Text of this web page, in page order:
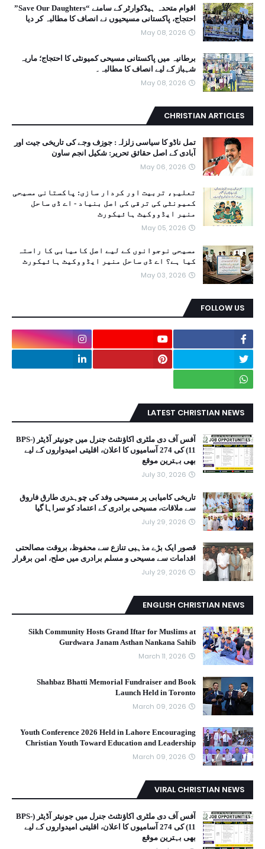
اقوام متحدہ ہیڈکوارٹر کے سامنے “Save Our Daughters”
احتجاج، پاکستانی مسیحیوں نے انصاف کا مطالبہ کر دیا
May 08, 2026
برطانیہ میں پاکستانی مسیحی کمیونٹی کا احتجاج؛ ماریہ
شہباز کے لیے انصاف کا مطالبہ۔
May 08, 2026
CHRISTIAN ARTICLES
تمل ناڈو کا سیاسی زلزلہ: جوزف وجے کی تاریخی جیت اور
آبادی کے اصل حقائق تحریر: شکیل انجم ساون
May 06, 2026
تعلیم، تربیت اور کردار سازی: پاکستانی مسیحی
کمیونٹی کی ترقی کی اصل بنیاد - اے ڈی ساحل
منیر ایڈووکیٹ ہائیکورٹ
May 05, 2026
مسیحی نوجوانوں کے لیے اصل کامیابی کا راستہ
کیا ہے؟ اے ڈی ساحل منیر ایڈووکیٹ ہائیکورٹ
May 03, 2026
FOLLOW US
LATEST CHRISTIAN NEWS
آفس آف دی ملٹری اکاؤنٹنٹ جنرل میں جونیئر آڈیٹر (BPS-
11) کی 274 آسامیوں کا اعلان، اقلیتی امیدواروں کے لیے
بھی بہترین موقع
July 30, 2026
تاریخی کامیابی پر مسیحی وفد کی چوہدری طارق فاروق
سے ملاقات، مسیحی برادری کے اعتماد کو سراہا گیا
July 29, 2026
قصور ایک بڑے مذہبی تنازع سے محفوظ، بروقت مصالحتی
اقدامات سے مسیحی و مسلم برادری میں صلح، امن برقرار
July 29, 2026
ENGLISH CHRISTIAN NEWS
Sikh Community Hosts Grand Iftar for Muslims at
Gurdwara Janam Asthan Nankana Sahib
March 11, 2026
Shahbaz Bhatti Memorial Fundraiser and Book
Launch Held in Toronto
March 09, 2026
Youth Conference 2026 Held in Lahore Encouraging
Christian Youth Toward Education and Leadership
March 09, 2026
VIRAL CHRISTIAN NEWS
آفس آف دی ملٹری اکاؤنٹنٹ جنرل میں جونیئر آڈیٹر (BPS-
11) کی 274 آسامیوں کا اعلان، اقلیتی امیدواروں کے لیے
بھی بہترین موقع